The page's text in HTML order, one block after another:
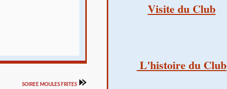
SOIREE MOULES FRITES
Visite du Club
L'histoire du Club